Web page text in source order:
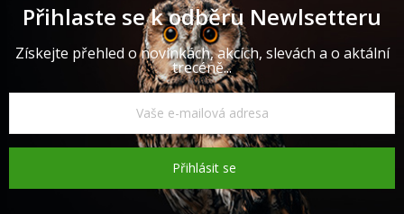
Přihlaste se k odběru Newlsetteru
Získejte přehled o novinkách, akcích, slevách a o aktální
trecéně...
Přihlásit se